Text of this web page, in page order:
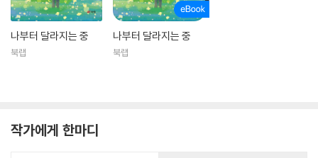
나부터 달라지는 중
북랩
나부터 달라지는 중
북랩
작가에게 한마디